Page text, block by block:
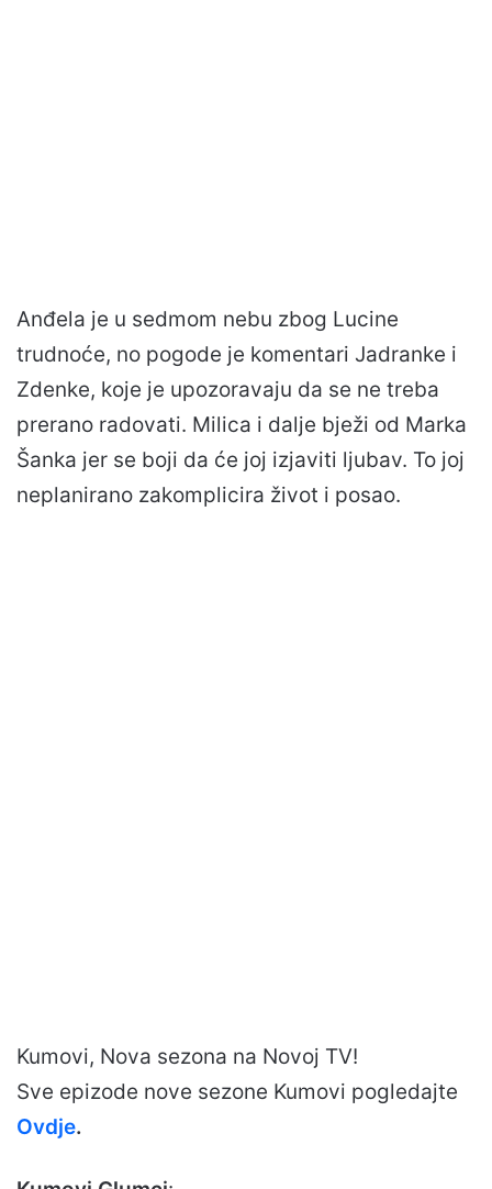
Anđela je u sedmom nebu zbog Lucine
trudnoće, no pogode je komentari Jadranke i
Zdenke, koje je upozoravaju da se ne treba
prerano radovati. Milica i dalje bježi od Marka
Šanka jer se boji da će joj izjaviti ljubav. To joj
neplanirano zakomplicira život i posao.
Kumovi, Nova sezona na Novoj TV!
Sve epizode nove sezone Kumovi pogledajte
Ovdje.